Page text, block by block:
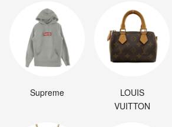
Supreme
LOUIS
VUITTON